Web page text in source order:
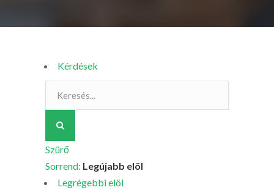
Kérdések
Szürő
Sorrend: Legújabb elöl
Legrégebbi elöl